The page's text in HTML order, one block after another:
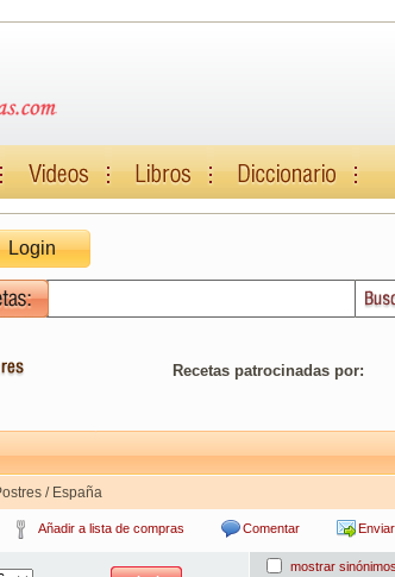
Login
Recetas patrocinadas por:
/ España
Añadir a lista de compras Comentar Enviar
mostrar sinónimos